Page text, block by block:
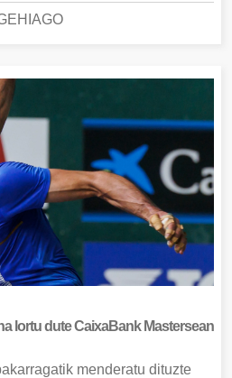
lortu dute CaixaBank Mastersean
menderatu dituzte